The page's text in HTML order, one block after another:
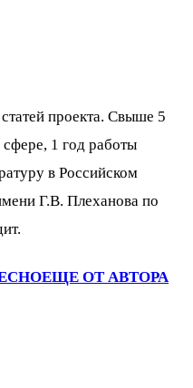
проекта. Свыше 5
сфере, 1 год работы
в Российском
Г.В. Плеханова по
ЕЩЕ ОТ АВТОРА